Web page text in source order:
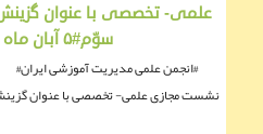
علمی- تخصصی با عنوان
سوّم#۵ آبان ماه سال ۱۴۰۴
#انجمن علمی مدیریت آموزشی ایران#
نشست مجازی علمی- تخصصی با عنوان